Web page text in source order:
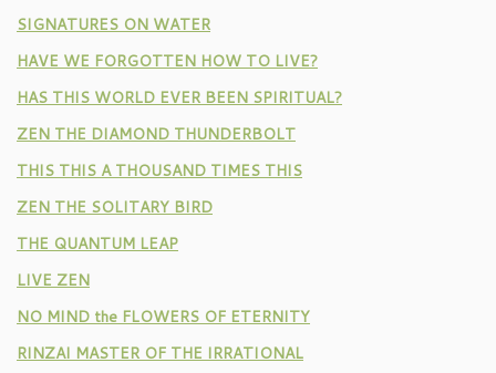
SIGNATURES ON WATER
HAVE WE FORGOTTEN HOW TO LIVE?
HAS THIS WORLD EVER BEEN SPIRITUAL?
ZEN THE DIAMOND THUNDERBOLT
THIS THIS A THOUSAND TIMES THIS
ZEN THE SOLITARY BIRD
THE QUANTUM LEAP
LIVE ZEN
NO MIND the FLOWERS OF ETERNITY
RINZAI MASTER OF THE IRRATIONAL